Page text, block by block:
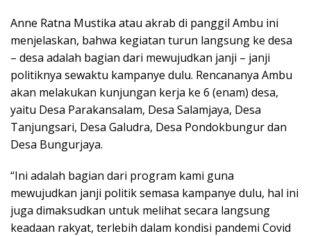
Anne Ratna Mustika atau akrab di panggil Ambu ini
menjelaskan, bahwa kegiatan turun langsung ke desa
– desa adalah bagian dari mewujudkan janji – janji
politiknya sewaktu kampanye dulu. Rencananya Ambu
akan melakukan kunjungan kerja ke 6 (enam) desa,
yaitu Desa Parakansalam, Desa Salamjaya, Desa
Tanjungsari, Desa Galudra, Desa Pondokbungur dan
Desa Bungurjaya.
“Ini adalah bagian dari program kami guna
mewujudkan janji politik semasa kampanye dulu, hal ini
juga dimaksudkan untuk melihat secara langsung
keadaan rakyat, terlebih dalam kondisi pandemi Covid